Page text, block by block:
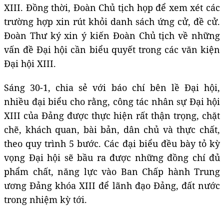
XIII. Đồng thời, Đoàn Chủ tịch họp để xem xét các
trường hợp xin rút khỏi danh sách ứng cử, đề cử.
Đoàn Thư ký xin ý kiến Đoàn Chủ tịch về những
vấn đề Đại hội cần biểu quyết trong các văn kiện
Đại hội XIII.
Sáng 30-1, chia sẻ với báo chí bên lề Đại hội,
nhiều đại biểu cho rằng, công tác nhân sự Đại hội
XIII của Đảng được thực hiện rất thận trọng, chặt
chẽ, khách quan, bài bản, dân chủ và thực chất,
theo quy trình 5 bước. Các đại biểu đều bày tỏ kỳ
vọng Đại hội sẽ bầu ra được những đồng chí đủ
phẩm chất, năng lực vào Ban Chấp hành Trung
ương Đảng khóa XIII để lãnh đạo Đảng, đất nước
trong nhiệm kỳ tới.